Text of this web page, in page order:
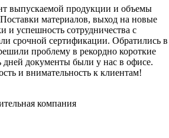
выпускаемой продукции и объемы
материалов, выход на новые
и успешность сотрудничества с
срочной сертификации. Обратились в
проблему в рекордно короткие
дней документы были у нас в офисе.
и внимательность к клиентам!
компания